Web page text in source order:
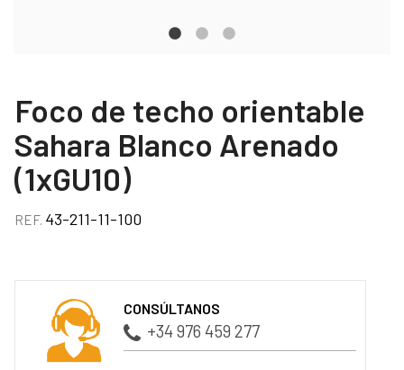
Foco de techo orientable
Sahara Blanco Arenado
(1xGU10)
REF. 43-211-11-100
CONSÚLTANOS
+34 976 459 277